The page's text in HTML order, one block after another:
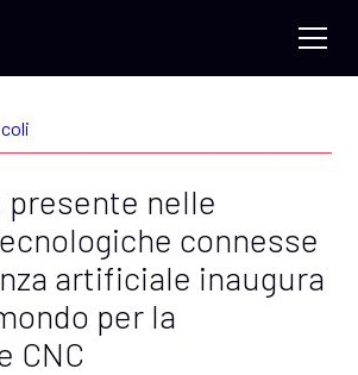
presente nelle
connesse
artificiale inaugura
per la
CNC